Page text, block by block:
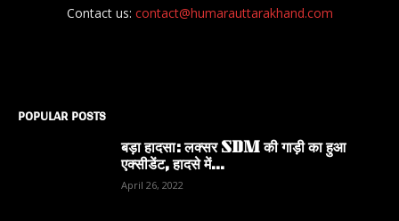
Contact us: contact@humarauttarakhand.com
POPULAR POSTS
बड़ा हादसा: लक्सर SDM की गाड़ी का हुआ
एक्सीडेंट, हादसे में...
April 26, 2022